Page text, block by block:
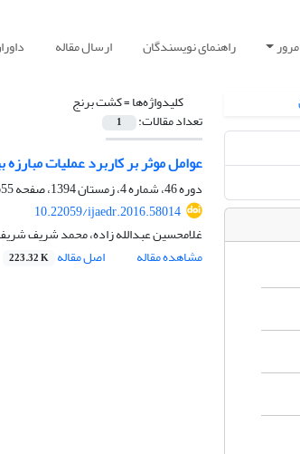
مرور راهنمای نویسندگان ارسال مقاله
کلیدواژه‌ها =کشت برنج
تعداد مقالات: 1
عوامل موثر بر کاربرد عملیات
دوره 46، شماره 4، زمستان 1394، صفحه
668
10.22059/ijaedr.2016.58014
غلامحسین عبدالله زاده، محمد شریف
مشاهده مقاله
اصل مقاله 223.32 K